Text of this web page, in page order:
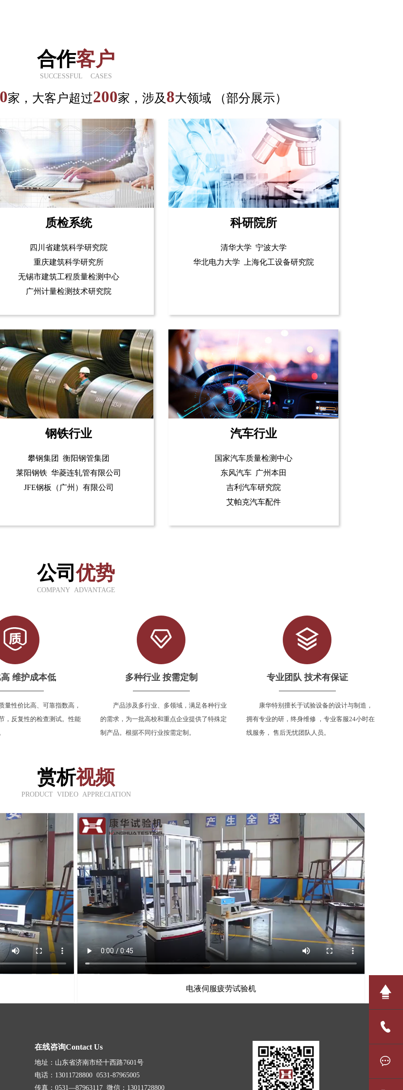
合作客户
SUCCESSFUL CASES
家，大客户超过200家，涉及 8大领域 （部分展示）
质检系统
四川省建筑科学研究院
重庆建筑科学研究所
无锡市建筑工程质量检测中心
广州计量检测技术研究院
科研院所
清华大学 宁波大学
华北电力大学 上海化工设备研究院
钢铁行业
攀钢集团 衡阳钢管集团
莱阳钢铁 华菱连轧管有限公司
JFE钢板（广州）有限公司
汽车行业
国家汽车质量检测中心
东风汽车 广州本田
吉利汽车研究院
艾帕克汽车配件
公司优势
COMPANY ADVANTAGE
维护成本低
量性价比高、可靠指数高，
，反复性的检查测试。性能
多种行业 按需定制
产品涉及多行业、多领域，满足各种行业
的需求，为一批高校和重点企业提供了特殊定
制产品。根据不同行业按需定制。
专业团队 技术有保证
康华特别擅长于试验设备的设计与制造，
拥有专业的研，终身维修 ，专业客服24小时在
线服务， 售后无忧团队人员。
赏析视频
PRODUCT VIDEO APPRECIATION
电液伺服疲劳试验机
在线咨询Contact Us
地址：山东省济南市经十西路7601号
电话：13011728800 0531-87965005
传真：0531—87963117 微信：13011728800